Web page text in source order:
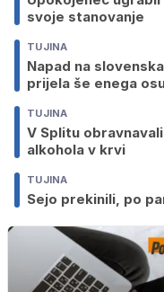
svoje stanovanje
TUJINA
Napad na
prijela še enega
TUJINA
V Splitu
alkohola v krvi
TUJINA
Sejo prekinili, po